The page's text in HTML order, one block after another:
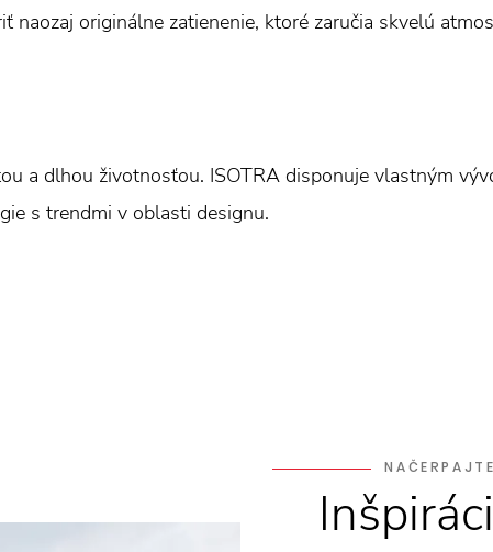
naozaj originálne zatienenie, ktoré zaručia skvelú
a dlhou životnosťou. ISOTRA disponuje vlastným
s trendmi v oblasti designu.
NAČERPAJTE